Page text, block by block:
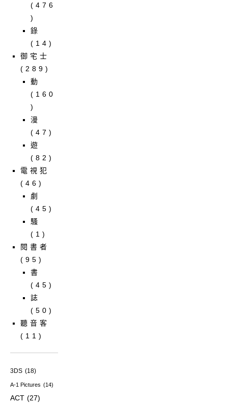
(476
)
錄
(14)
御宅士
(289)
動
(160
)
漫
(47)
遊
(82)
電視犯
(46)
劇
(45)
騷
(1)
閱書者
(95)
書
(45)
誌
(50)
聽音客
(11)
3DS (18)
A-1 Pictures (14)
ACT (27)